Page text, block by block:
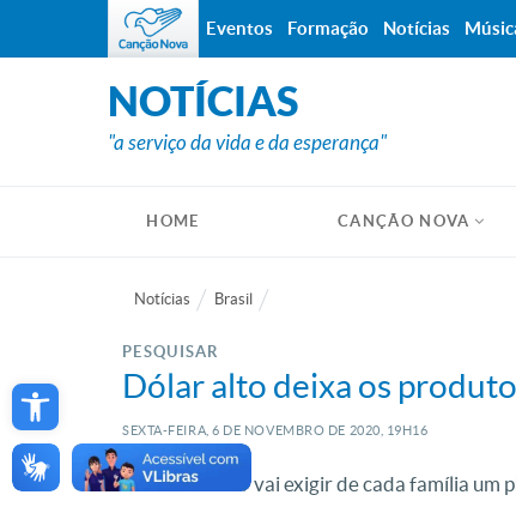
Open toolbar
NOTÍCIAS
"a serviço da vida e da esperança"
HOME CANÇÃO NOVA
Notícias Brasil
PESQUISAR
Dólar alto deixa os
SEXTA-FEIRA, 6 DE NOVEMBRO DE 2020, 19H16
A alta do dólar vai exigir de cada família um
Eventos Formação Notícias